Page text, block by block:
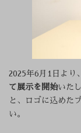
2025年6月1日より、
て展示を開始いた
と、ロゴに込めた
い。